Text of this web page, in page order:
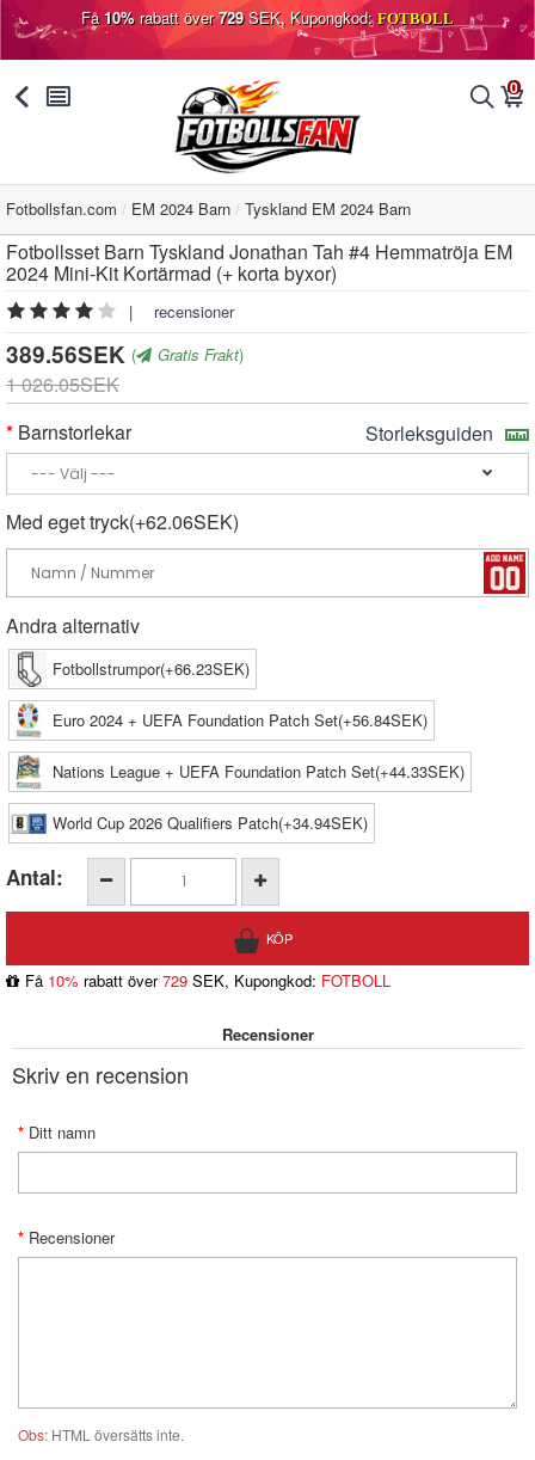
Få10%rabatt över729SEK, Kupongkod: FOTBOLL
󰅯 󰂩 󰂨 0
󰃦
Fotbollsfan.com EM 2024 Barn Tyskland EM 2024 Barn
Fotbollsset Barn Tyskland Jonathan Tah #4 Hemmatröja EM
2024 Mini-Kit Kortärmad (+ korta byxor)
| recensioner
389.56SEK ( Gratis Frakt)
1 026.05SEK
Barnstorlekar
Storleksguiden
Med eget tryck(+62.06SEK)
Andra alternativ
Fotbollstrumpor(+66.23SEK)
Euro 2024 + UEFA Foundation Patch Set(+56.84SEK)
Nations League + UEFA Foundation Patch Set(+44.33SEK)
World Cup 2026 Qualifiers Patch(+34.94SEK)
Antal:
Få 10% rabatt över729 SEK, Kupongkod: FOTBOLL
Recensioner
Skriv en recension
Ditt namn
Recensioner
Obs: HTML översätts inte.